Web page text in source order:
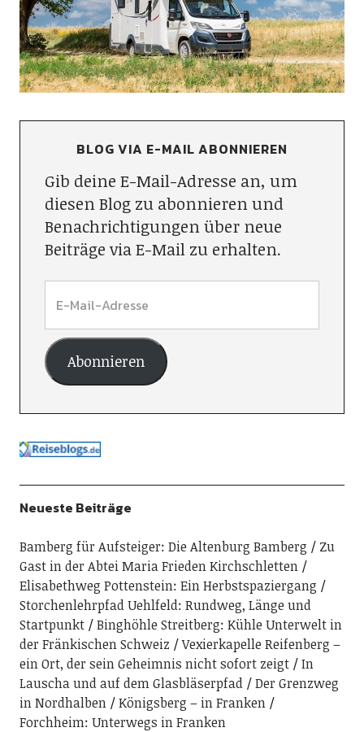
BLOG VIA E-MAIL ABONNIEREN
Gib deine E-Mail-Adresse an, um
diesen Blog zu abonnieren und
Benachrichtigungen über neue
Beiträge via E-Mail zu erhalten.
Abonnieren
Neueste Beiträge
Bamberg für Aufsteiger: Die Altenburg Bamberg
Zu
Gast in der Abtei Maria Frieden Kirchschletten
Elisabethweg Pottenstein: Ein Herbstspaziergang
Storchenlehrpfad Uehlfeld: Rundweg, Länge und
Startpunkt
Binghöhle Streitberg: Kühle Unterwelt in
der Fränkischen Schweiz
Vexierkapelle Reifenberg –
ein Ort, der sein Geheimnis nicht sofort zeigt
In
Lauscha und auf dem Glasbläserpfad
Der Grenzweg
in Nordhalben
Königsberg – in Franken
Forchheim: Unterwegs in Franken